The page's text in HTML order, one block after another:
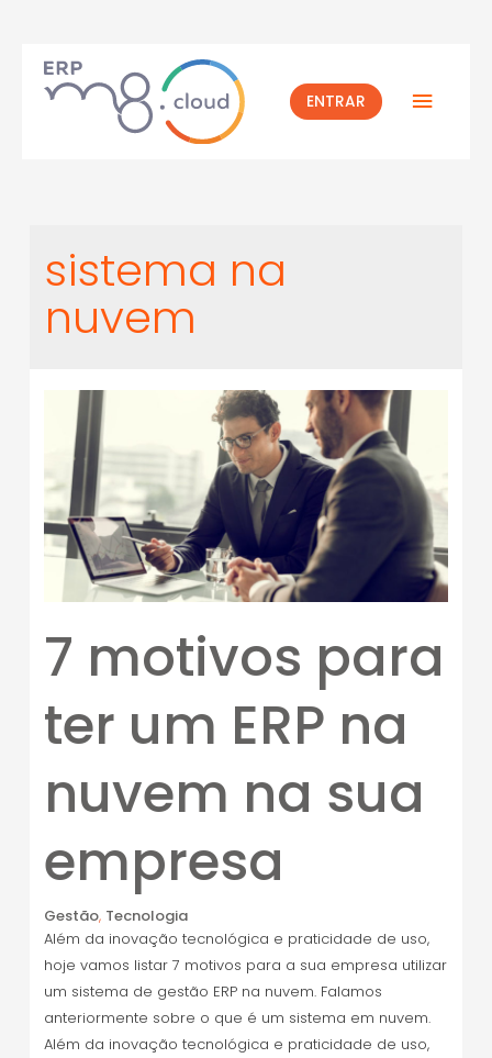
ENTRAR
sistema na
nuvem
7 motivos para
ter um ERP na
nuvem na sua
empresa
Gestão, Tecnologia
Além da inovação tecnológica e praticidade de uso,
hoje vamos listar 7 motivos para a sua empresa utilizar
um sistema de gestão ERP na nuvem. Falamos
anteriormente sobre o que é um sistema em nuvem.
Além da inovação tecnológica e praticidade de uso,